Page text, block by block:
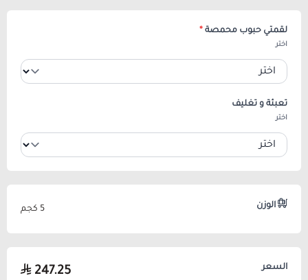
لقمتي حبوب محمصة *
اختر
تعبئة و تغليف
اختر
الوزن 5 كجم
السعر 247.25